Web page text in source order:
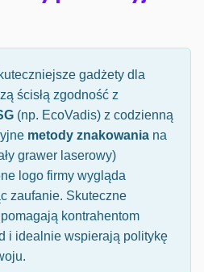
gadżety dla
ścisłą zgodność z
(np. EcoVadis) z codzienną
metody znakowania na
grawer laserowy)
logo firmy wygląda
zaufanie. Skuteczne
pomagają kontrahentom
i idealnie wspierają politykę